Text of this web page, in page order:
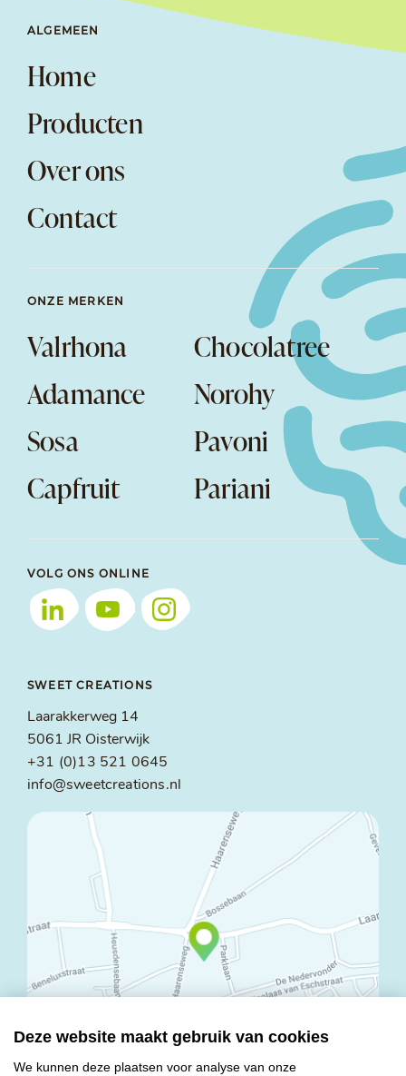
Deze website maakt gebruik van cookies
We kunnen deze plaatsen voor analyse van onze
ALGEMEEN
Home
Producten
Over ons
Contact
ONZE MERKEN
Valrhona
Chocolatree
Adamance
Norohy
Sosa
Pavoni
Capfruit
Pariani
VOLG ONS ONLINE
SWEET CREATIONS
Laarakkerweg 14
5061 JR Oisterwijk
+31 (0)13 521 0645
info@sweetcreations.nl